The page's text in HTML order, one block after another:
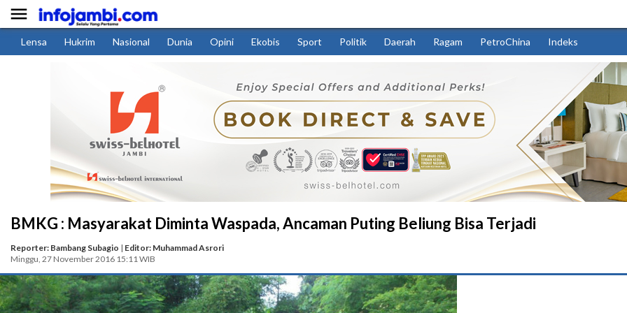

Lensa Hukrim Nasional Dunia Opini Ekobis Sport Politik Daerah Ragam PetroChina Indeks
BMKG : Masyarakat Diminta Waspada, Ancaman Puting Beliung Bisa Terjadi
Reporter: Bambang Subagio | Editor: Muhammad Asrori
Minggu, 27 November 2016 15:11 WIB